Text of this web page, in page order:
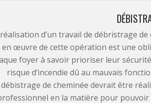
d’un travail de débristrage
en œuvre de cette opération est une
foyer à savoir prioriser leur
risque d’incendie dû au mauvais
débistrage de cheminée devrait être
en la matière pour